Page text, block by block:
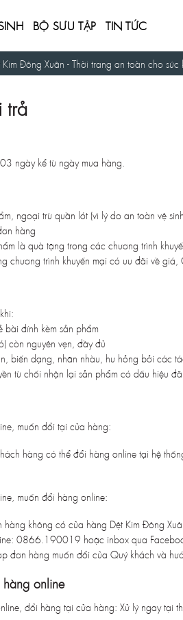
BỘ SƯU TẬP TIN TỨC
Kim Đông Xuân - Thời trang an toàn cho sức
trả
ngày kể từ ngày mua hàng.
ngoại trừ quần lót (vì lý do an toàn vệ
hàng
là quà tặng trong các chương trình
chương trình khuyến mại có ưu đãi về
bài đính kèm sản phẩm
còn nguyên vẹn, đầy đủ
biến dạng, nhăn nhàu, hư hỏng bởi các
từ chối nhận lại sản phẩm có dấu hiệu
muốn đổi tại cửa hàng:
hàng có thể đổi hàng online tại hệ
muốn đổi hàng online:
không có cửa hàng Dệt Kim Đông
0866.190019 hoặc inbox qua
đơn hàng muốn đổi của Quý khách và
online
đổi hàng tại cửa hàng: Xử lý ngay tại